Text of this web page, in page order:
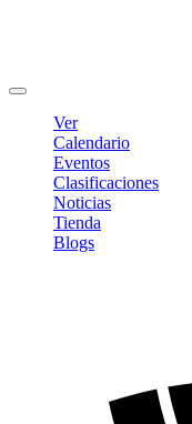
Ver
Calendario
Eventos
Clasificaciones
Noticias
Tienda
Blogs